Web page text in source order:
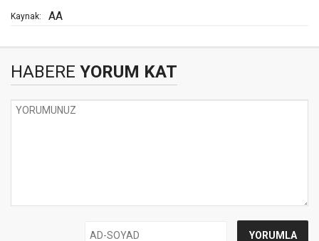
Kaynak: AA
HABERE YORUM KAT